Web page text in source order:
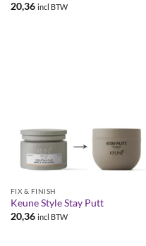
Gewaardeerd
20,36 incl BTW
FIX & FINISH
Keune Style Stay Putt
20,36 incl BTW